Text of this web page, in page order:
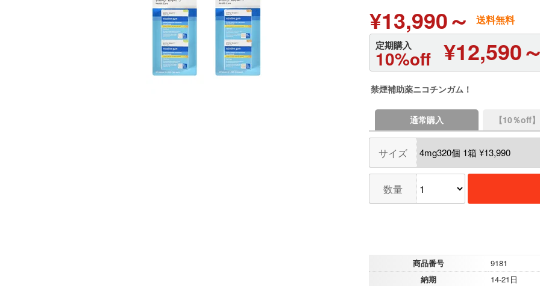
¥13,990～ 送料無料
定期購入
10%off ¥12,590～
禁煙補助薬ニコチンガム！
通常購入 【10％off
サイズ
数量
商品番号
9181
納期
14-21日